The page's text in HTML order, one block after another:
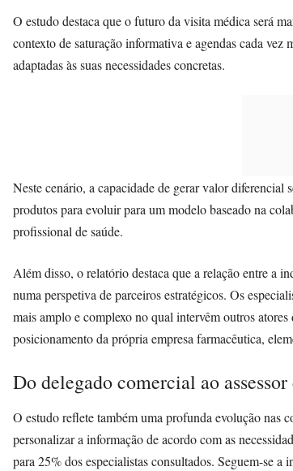
O estudo destaca que o futuro da visita médica será
contexto de saturação informativa e agendas cada
adaptadas às suas necessidades concretas.
Neste cenário, a capacidade de gerar valor diferencial
produtos para evoluir para um modelo baseado na
profissional de saúde.
Além disso, o relatório destaca que a relação entre a
numa perspetiva de parceiros estratégicos. Os
mais amplo e complexo no qual intervêm outros
posicionamento da própria empresa farmacêutica,
Do delegado comercial ao
O estudo reflete também uma profunda evolução nas
personalizar a informação de acordo com as
para 25% dos especialistas consultados. Seguem-se